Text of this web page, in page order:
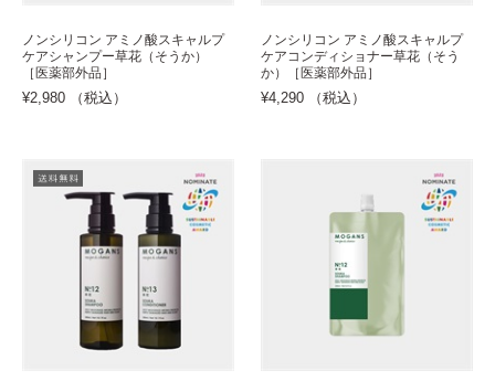
ノンシリコン アミノ酸スキャルプ
ケアシャンプー草花（そうか）
［医薬部外品］
¥2,980 （税込）
ノンシリコン アミノ酸スキャルプ
ケアコンディショナー草花（そう
か）［医薬部外品］
¥4,290 （税込）